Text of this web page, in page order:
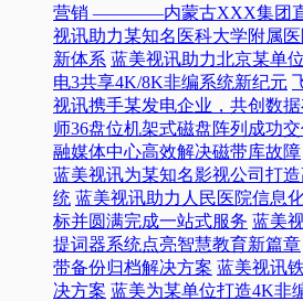
营销 ————内蒙古XXX集团
视讯助力某知名医科大学附属
新体系 蓝美视讯助力北京某单
电3共享4K/8K非编系统新纪元
视讯携手某发电企业，共创数
师36盘位机架式磁盘阵列成功
融媒体中心高效解决磁带库故障
蓝美视讯为某知名影视公司打
统 蓝美视讯助力人民医院信息
标并圆满完成一站式服务 蓝美
提词器系统点亮智慧教育新篇章
带备份归档解决方案 蓝美视讯
决方案 蓝美为某单位打造4K非